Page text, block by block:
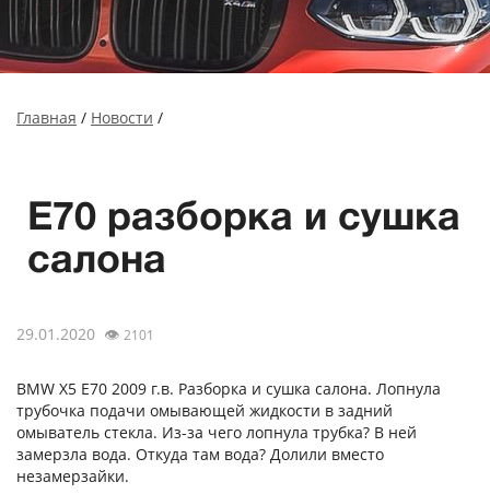
Главная / Новости /
E70 разборка и сушка
салона
29.01.2020 👁 2101
BMW X5 E70 2009 г.в. Разборка и сушка салона. Лопнула
трубочка подачи омывающей жидкости в задний
омыватель стекла. Из-за чего лопнула трубка? В ней
замерзла вода. Откуда там вода? Долили вместо
незамерзайки.